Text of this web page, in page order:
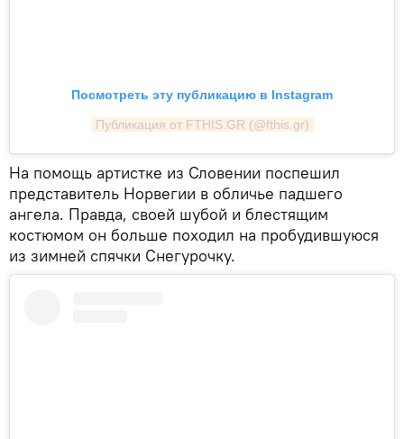
Посмотреть эту публикацию в Instagram
Публикация от FTHIS.GR (@fthis.gr)
На помощь артистке из Словении поспешил
представитель Норвегии в обличье падшего
ангела. Правда, своей шубой и блестящим
костюмом он больше походил на пробудившуюся
из зимней спячки Снегурочку.